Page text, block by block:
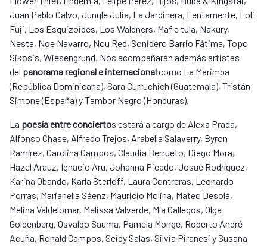
Juan Pablo Calvo, Jungle Julia, La Jardinera, Lentamente, Loli
Fuji, Los Esquizoides, Los Waldners, Maf e tula, Nakury,
Nesta, Noe Navarro, Nou Red, Sonidero Barrio Fátima, Topo
Sikosis, Wiesengrund. Nos acompañarán además artistas
del panorama regional e internacionalcomo La Marimba
(República Dominicana), Sara Curruchich (Guatemala), Tristán
Simone (España) y Tambor Negro (Honduras).
La poesía entre conciertos estará a cargo de Alexa Prada,
Alfonso Chase, Alfredo Trejos, Arabella Salaverry, Byron
Ramírez, Carolina Campos, Claudia Berrueto, Diego Mora,
Hazel Arauz, Ignacio Aru, Johanna Picado, Josué Rodríguez,
Karina Obando, Karla Sterloff, Laura Contreras, Leonardo
Porras, Marianella Sáenz, Mauricio Molina, Mateo Desolá,
Melina Valdelomar, Melissa Valverde, Mía Gallegos, Olga
Goldenberg, Osvaldo Sauma, Pamela Monge, Roberto André
Acuña, Ronald Campos, Seidy Salas, Silvia Piranesi y Susana